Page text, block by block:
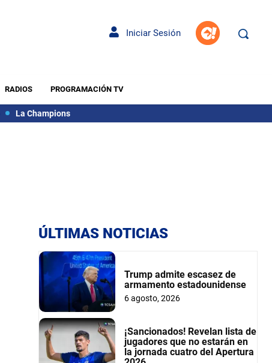
Iniciar Sesión
RADIOS PROGRAMACIÓN TV
La Champions
ÚLTIMAS NOTICIAS
Trump admite escasez de
armamento estadounidense
6 agosto, 2026
¡Sancionados! Revelan lista de
jugadores que no estarán en
la jornada cuatro del Apertura